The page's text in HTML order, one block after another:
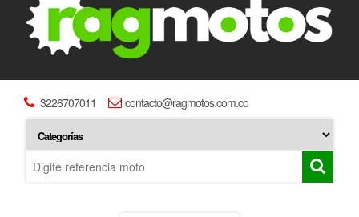
3226707011 contacto@ragmotos.com.co